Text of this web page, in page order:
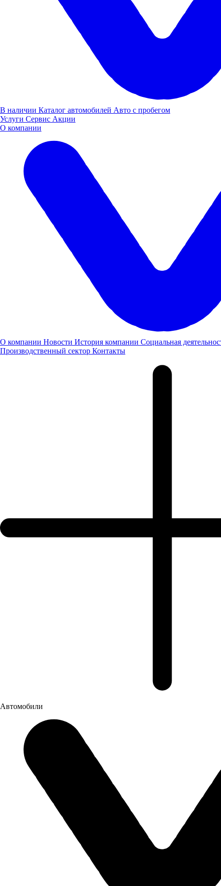
В наличии Каталог автомобилей Авто с пробегом
Услуги Сервис Акции
О компании
О компании Новости История компании Социальная
Производственный сектор Контакты
Автомобили
Компания «Луидор» гордится достижениями своего
сотрудника и желает ему дальнейших успехов в спортивной